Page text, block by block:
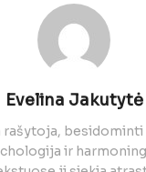
Evelina Jakutytė
rašytoja, besidominti
ir